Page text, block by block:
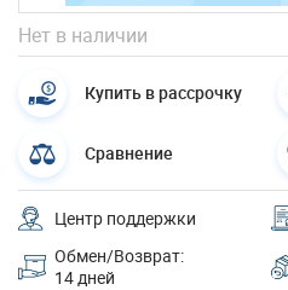
Нет в наличии
Купить в рассрочку
Сравнение
Центр поддержки
Обмен/Возврат:
14 дней